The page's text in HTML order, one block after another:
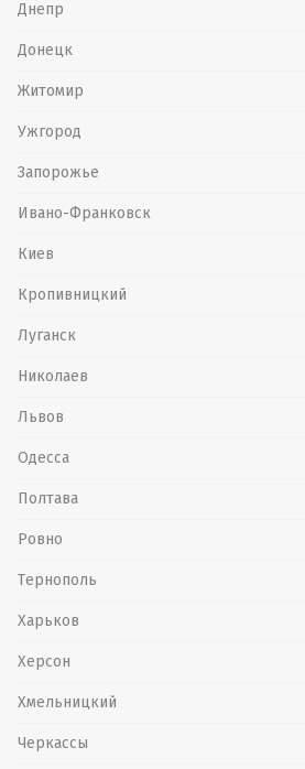
Днепр
Донецк
Житомир
Ужгород
Запорожье
Ивано-Франковск
Киев
Кропивницкий
Луганск
Николаев
Львов
Одесса
Полтава
Ровно
Тернополь
Харьков
Херсон
Хмельницкий
Черкассы